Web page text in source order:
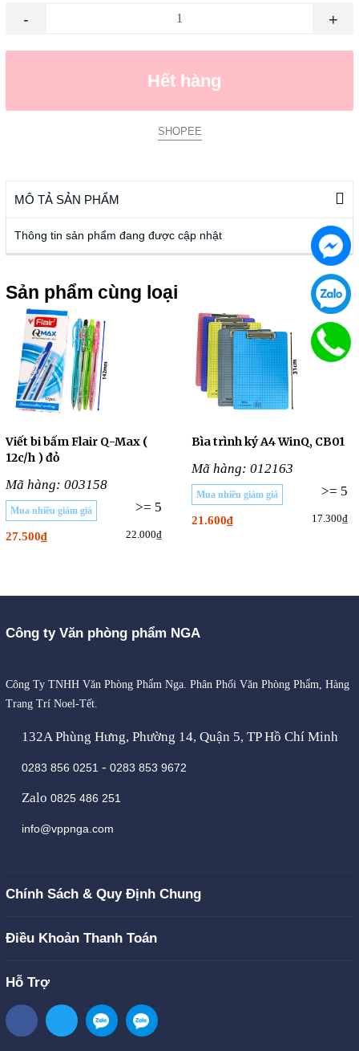
- +
Hết hàng
SHOPEE
MÔ TẢ SẢN PHẨM
Thông tin sản phẩm đang được cập nhật
Sản phẩm cùng loại
Viết bi bấm Flair Q-Max (
12c/h ) đỏ
Mã hàng: 003158
>= 5
Mua nhiều giảm giá
27.500₫ 22.000₫
Bìa trình ký A4 WinQ, CB01
Mã hàng: 012163
>= 5
Mua nhiều giảm giá
21.600₫ 17.300₫
Công ty Văn phòng phẩm NGA
Công Ty TNHH Văn Phòng Phẩm Nga. Phân Phối Văn Phòng Phẩm, Hàng
Trang Trí Noel-Tết.
132A Phùng Hưng, Phường 14, Quận 5, TP Hồ Chí Minh
0283 856 0251 - 0283 853 9672
Zalo 0825 486 251
info@vppnga.com
Chính Sách & Quy Định Chung
Điều Khoản Thanh Toán
Hỗ Trợ